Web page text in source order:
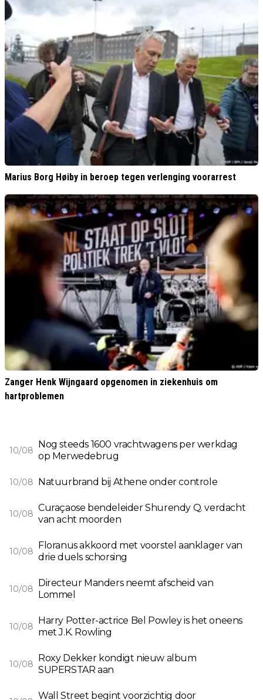
Marius Borg Høiby in beroep tegen verlenging voorarrest
Zanger Henk Wijngaard opgenomen in ziekenhuis om
hartproblemen
10/08
Nog steeds 1600 vrachtwagens per werkdag
op Merwedebrug
10/08 Natuurbrand bij Athene onder controle
10/08
Curaçaose bendeleider Shurendy Q. verdacht
van acht moorden
10/08
Floranus akkoord met voorstel aanklager van
drie duels schorsing
10/08
Directeur Manders neemt afscheid van
Lommel
10/08
Harry Potter-actrice Bel Powley is het oneens
met J.K. Rowling
10/08
Roxy Dekker kondigt nieuw album
SUPERSTAR aan
Wall Street begint voorzichtig door